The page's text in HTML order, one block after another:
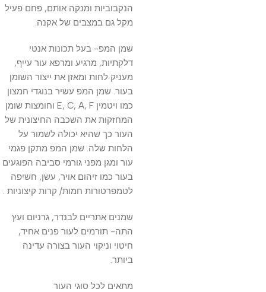
הנקבוביות ומנקה אותם, פחם פעיל
מקל גם במצבים של אקנה.
שמן המפ- בעל תכונות אנטי
דלקתיות, מרגיע ומרפא עור עייף,
מעניק לחות ומאזן את ייצור השומן
בעור. שמן המפ עשיר בנוגדי חמצון
כמו ויטמין E, C, A, F וחומצות שומן
המחזקות את השכבה החיצונית של
העור כך שהיא יכולה לשמור על
הלחות שלה. שמן המפ מתקן פגמי
עור ומגן מפני גורמי סביבה הפוגעים
בעור כמו זיהום אויר, עשן, חשיפה
לטמפרטורות חמות/ קרות קיצוניות .
שמנים אתריים לבנדר, גרניום ועץ
התה- תורמים לעור פנים אחיד,
חיטוי וניקוי העור בצורה עדינה
ביותר.
מתאים לכל סוגי העור